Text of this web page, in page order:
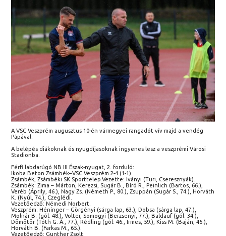
A VSC Veszprém augusztus 10-én vármegyei rangadót vív majd a vendég
Pápával.
A belépés diákoknak és nyugdíjasoknak ingyenes lesz a veszprémi Városi
Stadionba.
Férfi labdarúgó NB III Észak-nyugat, 2. forduló:
Ikoba Beton Zsámbék–VSC Veszprém 2-4 (1-1)
Zsámbék, Zsámbéki SK Sporttelep.Vezette: Iványi (Turi, Cseresznyák).
Zsámbék: Zima – Márton, Kerezsi, Sugár B., Bíró R., Peinlich (Bartos, 66.),
Veréb (Áprily, 46.), Nagy Zs. (Németh P., 80.), Zsuppán (Sugár S., 74.), Horváth
K. (Nyúl, 74.), Czeglédi.
Vezetőedző: Némedi Norbert.
Veszprém: Héninger – Görgényi (sárga lap, 63.), Dobsa (sárga lap, 47.),
Molnár B. (gól: 48.), Volter, Somogyi (Berzsenyi, 77.), Baldauf (gól: 34.),
Dömötör (Tóth G. Á., 77.), Rédling (gól: 46., Irmes, 59.), Kiss M. (Baján, 46.),
Horváth B. (Farkas M., 65.).
Vezetőedző: Gunther Zsolt.